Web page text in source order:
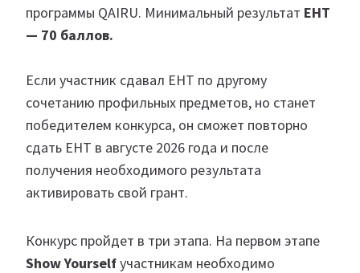
программы QAIRU. Минимальный результат ЕНТ
— 70 баллов.
Если участник сдавал ЕНТ по другому
сочетанию профильных предметов, но станет
победителем конкурса, он сможет повторно
сдать ЕНТ в августе 2026 года и после
получения необходимого результата
активировать свой грант.
Конкурс пройдет в три этапа. На первом этапе
Show Yourselfучастникам необходимо